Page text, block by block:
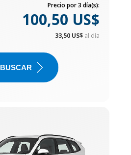
Precio por 3 día(s):
100,50 US$
33,50 US$ al día
BUSCAR